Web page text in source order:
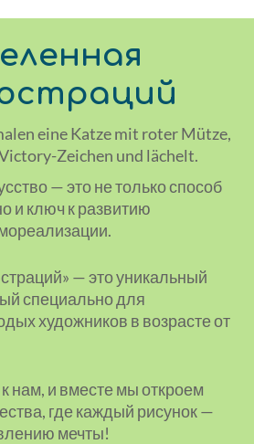
— это не только способ
и ключ к развитию
— это уникальный
специально для
художников в возрасте от
нам, и вместе мы откроем
где каждый рисунок —
мечты!